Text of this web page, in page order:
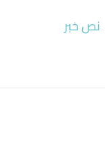
نص خبر